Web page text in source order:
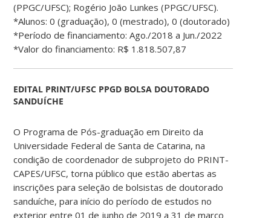
(PPGC/UFSC); Rogério João Lunkes (PPGC/UFSC).
*Alunos: 0 (graduação), 0 (mestrado), 0 (doutorado)
*Período de financiamento: Ago./2018 a Jun./2022
*Valor do financiamento: R$ 1.818.507,87
EDITAL PRINT/UFSC PPGD BOLSA DOUTORADO
SANDUÍCHE
O Programa de Pós-graduação em Direito da
Universidade Federal de Santa de Catarina, na
condição de coordenador de subprojeto do PRINT-
CAPES/UFSC, torna público que estão abertas as
inscrições para seleção de bolsistas de doutorado
sanduíche, para início do período de estudos no
exterior entre 01 de junho de 2019 a 31 de março